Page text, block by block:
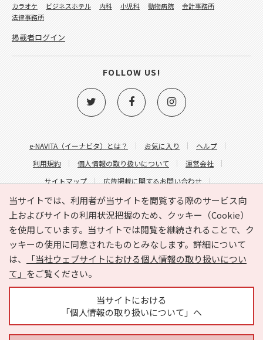
当サイトでは、利用者が当サイトを閲覧する際のサービス向
上およびサイトの利用状況把握のため、クッキー（Cookie）
を使用しています。当サイトでは閲覧を継続されることで、ク
ッキーの使用に同意されたものとみなします。詳細について
は、
「当社ウェブサイトにおける個人情報の取り扱いについ
て」 をご覧ください。
当サイトにおける
「個人情報の取り扱いについて」へ
e-NAVITA（イーナビタ）とは？ お気に入り
ヘルプ
利用規約
個人情報の取り扱いについて
運営会社
サイトマップ
広告掲載に関するお問い合わせ
サイトの内容に関するお問い合わせ
カラオケ
ビジネスホテル 内科 小児科 動物病院
会計事務所
法律事務所
掲載者ログイン
FOLLOW US!
Copyright © HYOJITO.Co.,Ltd. All Rights Reserved.